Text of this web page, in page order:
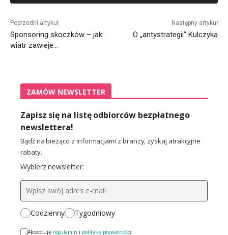
Poprzedni artykuł
Sponsoring skoczków – jak
wiatr zawieje…
Następny artykuł
O „antystrategii” Kulczyka
ZAMÓW NEWSLETTER
Zapisz się na listę odbiorców bezpłatnego
newslettera!
Bądź na bieżąco z informacjami z branży, zyskaj atrakcyjne
rabaty.
Wybierz newsletter:
Codzienny Tygodniowy
Akceptuję regulamin i politykę prywatności